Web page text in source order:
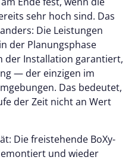
sehr hoch sind. Das
Die Leistungen
der Planungsphase
der Installation garantiert,
— der einzigen im
Das bedeutet,
der Zeit nicht an Wert
Die freistehende BoXy-
und wieder